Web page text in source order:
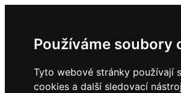
Používáme soubory
Tyto webové stránky používají
cookies a další sledovací